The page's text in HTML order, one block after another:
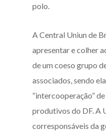
polo.
A Central Uniun de
apresentar e colher
de um coeso grupo
associados, sendo
“intercooperação”
produtivos do DF. A
corresponsáveis da